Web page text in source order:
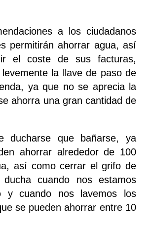
a los ciudadanos
permitirán ahorrar agua, así
el coste de sus facturas,
la llave de paso de
ya que no se aprecia la
ahorra una gran cantidad de
ducharse que bañarse, ya
ahorrar alrededor de 100
así como cerrar el grifo de
cuando nos estamos
y cuando nos lavemos los
se pueden ahorrar entre 10